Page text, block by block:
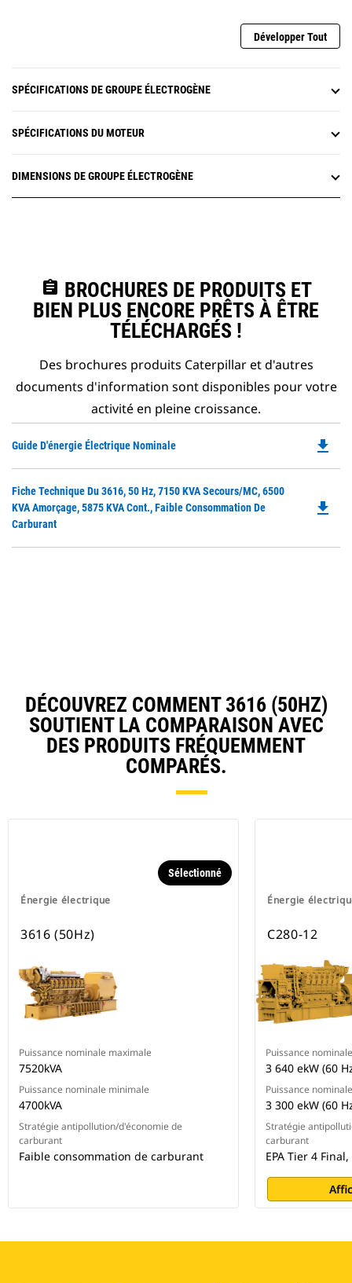
Développer Tout
SPÉCIFICATIONS DE GROUPE ÉLECTROGÈNE
SPÉCIFICATIONS DU MOTEUR
DIMENSIONS DE GROUPE ÉLECTROGÈNE
assignment BROCHURES DE PRODUITS ET
BIEN PLUS ENCORE PRÊTS À ÊTRE
TÉLÉCHARGÉS !
Des brochures produits Caterpillar et d'autres
documents d'information sont disponibles pour votre
activité en pleine croissance.
Guide D'énergie Électrique Nominale file_download
Fiche Technique Du 3616, 50 Hz, 7150 KVA Secours/MC, 6500
KVA Amorçage, 5875 KVA Cont., Faible Consommation De
Carburant
file_download
DÉCOUVREZ COMMENT 3616 (50HZ)
SOUTIENT LA COMPARAISON AVEC
DES PRODUITS FRÉQUEMMENT
COMPARÉS.
Énergie électrique
Sélectionné
3616 (50Hz)
Puissance nominale maximale
7520kVA
Puissance nominale minimale
4700kVA
Stratégie antipollution/d'économie de
carburant
Faible consommation de carburant
Énergie
C280-12
Puissance
3 640 ekW (60
Puissance
3 300 ekW (60
Stratégie
carburant
EPA Tier 4